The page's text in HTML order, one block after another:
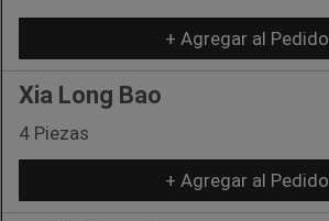
+ Agregar al Pedido
Xia Long Bao
4 Piezas
+ Agregar al Pedido